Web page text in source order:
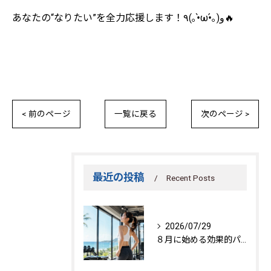
あなたの“なりたい”を全力応援します！٩(｡•̀ω•́｡)و🔥
< 前のページ 一覧に戻る 次のページ >
最近の投稿 Recent Posts
2026/07/29